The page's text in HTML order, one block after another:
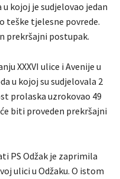
kojoj je sudjelovao jedan
teške tjelesne povrede.
prekršajni postupak.
XXXVI ulice i Avenije u
u kojoj su sudjelovala 2
prolaska uzrokovao 49
biti proveden prekršajni
PS Odžak je zaprimila
ulici u Odžaku. O istom